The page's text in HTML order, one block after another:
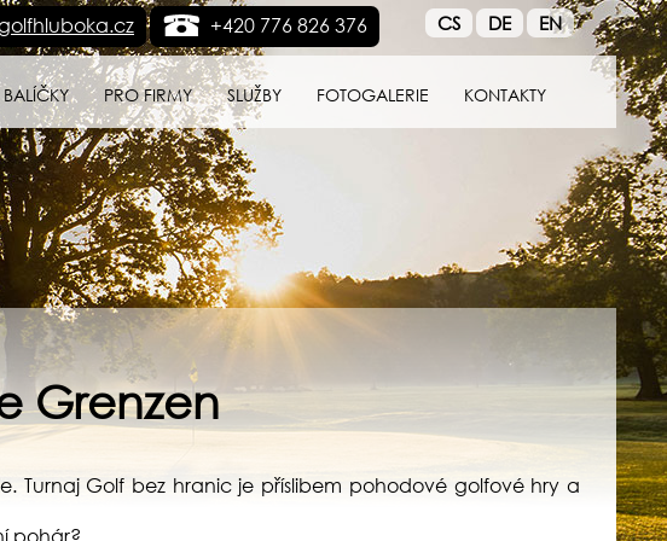
CS DE EN
+420 776 826 376
PRO FIRMY SLUŽBY FOTOGALERIE KONTAKTY
Grenzen
Turnaj Golf bez hranic je příslibem pohodové golfové hry a
pohár?